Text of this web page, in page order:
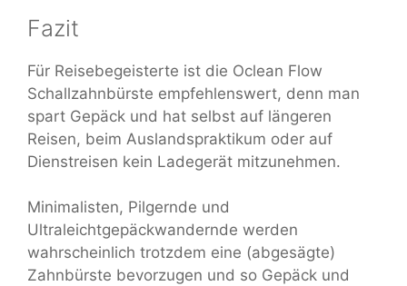
Fazit
Für Reisebegeisterte ist die Oclean Flow
Schallzahnbürste empfehlenswert, denn man
spart Gepäck und hat selbst auf längeren
Reisen, beim Auslandspraktikum oder auf
Dienstreisen kein Ladegerät mitzunehmen.
Minimalisten, Pilgernde und
Ultraleichtgepäckwandernde werden
wahrscheinlich trotzdem eine (abgesägte)
Zahnbürste bevorzugen und so Gepäck und